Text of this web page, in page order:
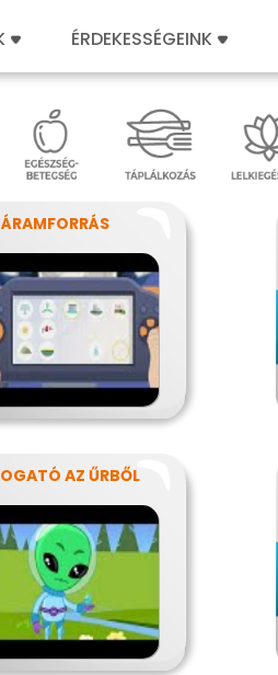
ÉRDEKESSÉGEINK
ÁRAMFORRÁS
AZ ŰRBŐL